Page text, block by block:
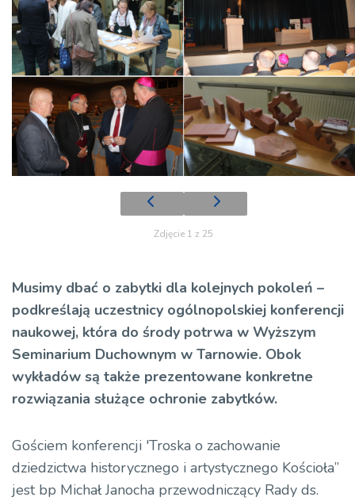
Zdjęcie 1 z 25
Musimy dbać o zabytki dla kolejnych pokoleń –
podkreślają uczestnicy ogólnopolskiej konferencji
naukowej, która do środy potrwa w Wyższym
Seminarium Duchownym w Tarnowie. Obok
wykładów są także prezentowane konkretne
rozwiązania służące ochronie zabytków.
Gościem konferencji 'Troska o zachowanie
dziedzictwa historycznego i artystycznego Kościoła”
jest bp Michał Janocha przewodniczący Rady ds.